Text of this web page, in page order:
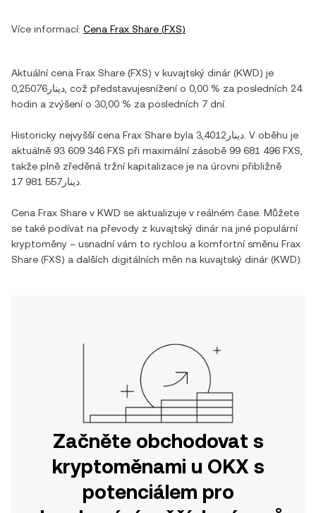
Více informací: Cena Frax Share (FXS)
Aktuální cena Frax Share (FXS) v kuvajtský dinár (KWD) je
دينار0,25076 , což představujesníženío 0,00 % za posledních 24
hodin a zvýšenío 30,00 % za posledních 7 dní.
Historicky nejvyšší cena Frax Share byla دينار3,4012 . V oběhu je
aktuálně 93 609 346 FXS při maximální zásobě 99 681 496 FXS
takže plně zředěná tržní kapitalizace je na úrovni přibližně
دينار17 981 557
Cena Frax Share v KWD se aktualizuje v reálném čase. Můžete
se také podívat na převody z kuvajtský dinár na jiné populární
kryptoměny – usnadní vám to rychlou a komfortní směnu Frax
Share (FXS) a dalších digitálních měn na kuvajtský dinár (KWD).
Začněte obchodovat s
kryptoměnami u OKX s
potenciálem pro